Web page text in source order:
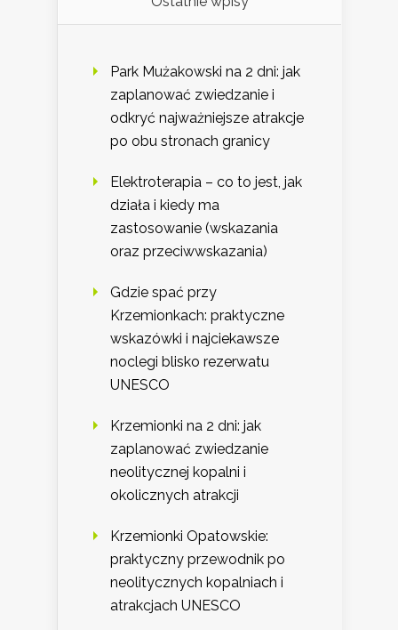
Park Mużakowski na 2 dni: jak
zaplanować zwiedzanie i
odkryć najważniejsze atrakcje
po obu stronach granicy
Elektroterapia – co to jest, jak
działa i kiedy ma
zastosowanie (wskazania
oraz przeciwwskazania)
Gdzie spać przy
Krzemionkach: praktyczne
wskazówki i najciekawsze
noclegi blisko rezerwatu
UNESCO
Krzemionki na 2 dni: jak
zaplanować zwiedzanie
neolitycznej kopalni i
okolicznych atrakcji
Krzemionki Opatowskie:
praktyczny przewodnik po
neolitycznych kopalniach i
atrakcjach UNESCO